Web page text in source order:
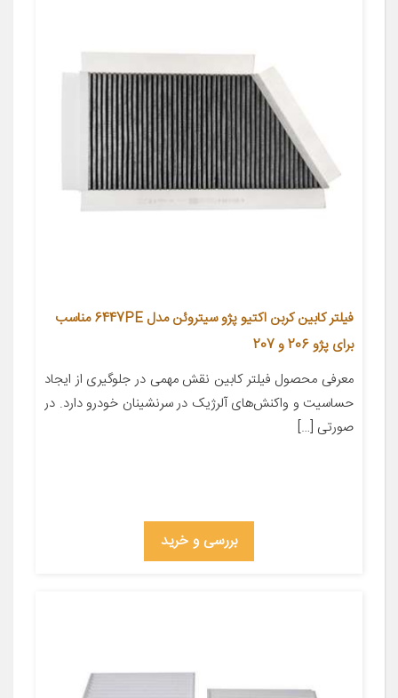
فیلتر کابین کربن اکتیو پژو سیتروئن مدل 6447PE مناسب
برای پژو 206 و 207
معرفی محصول فیلتر کابین نقش مهمی در جلوگیری از ایجاد
حساسیت و واکنش‌های آلرژیک در سرنشینان خودرو دارد. در
صورتی […]
بررسی و خرید